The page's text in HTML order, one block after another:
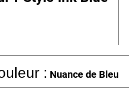
: Nuance de Bleu